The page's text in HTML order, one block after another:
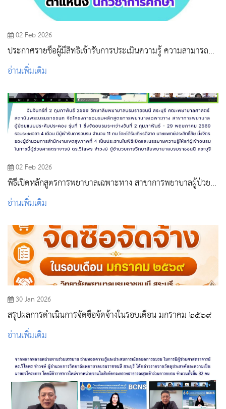
02 Feb 2026
ประกาศรายชื่อผู้มีสิทธิเข้ารับการประเมินความรู้ ความสามารถ
ทักษะ และสมรรถนะ ตำแหน่ง นักวิชาการศึกษา
อ่านเพิ่มเติม
02 Feb 2026
พิธีเปิดหลักสูตรการพยาบาลเฉพาะทาง สาขาการพยาบาลผู้ป่วย
แบบประคับประคอง
อ่านเพิ่มเติม
30 Jan 2026
สรุปผลการดำเนินการจัดซื้อจัดจ้างในรอบเดือน มกราคม ๒๕๖๙
อ่านเพิ่มเติม